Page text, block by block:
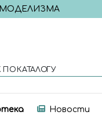
МОДЕЛИЗМА
КАТАЛОГУ
Новости